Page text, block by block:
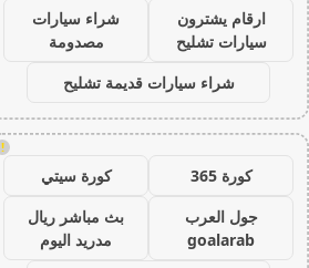
ارقام يشترون
سيارات تشليح
شراء سيارات
مصدومة
شراء سيارات قديمة تشليح
!
كورة 365
كورة سيتي
جول العرب
goalarab
بث مباشر ريال
مدريد اليوم